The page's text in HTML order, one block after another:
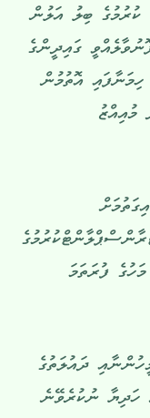
ބިލު އަލުން
ގައިދީންގެ
އޮތުމުން
މުއިއްޒު
ފުރަތަމަ
ދައުލަތުގެ
ހަދިޔާ ނުކުރެވޭނެ